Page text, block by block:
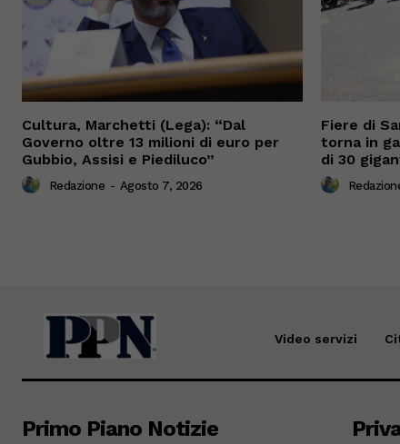
Cultura, Marchetti (Lega): “Dal
Governo oltre 13 milioni di euro per
Gubbio, Assisi e Piediluco”
Redazione - Agosto 7, 2026
Fiere di
torna in
di 30
Video servizi
Primo Piano Notizie